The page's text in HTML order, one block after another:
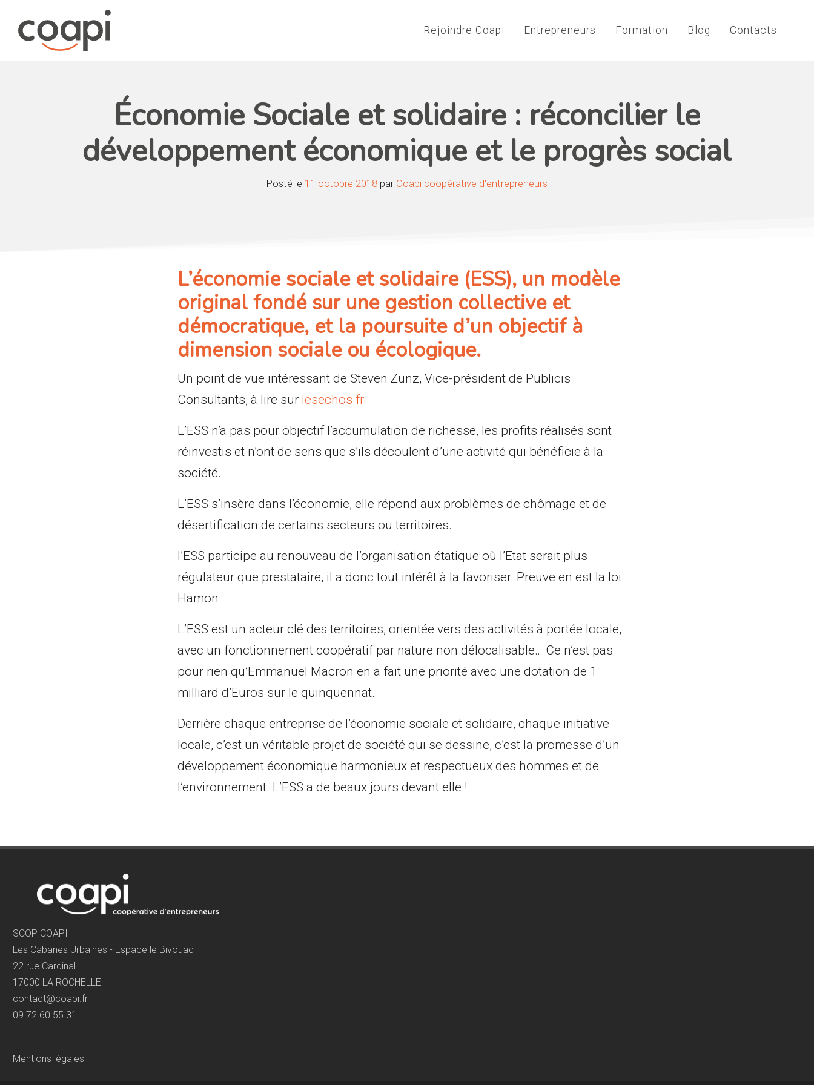
Rejoindre Coapi Entrepreneurs Formation Blog Contacts
Économie Sociale et solidaire : réconcilier le
développement économique et le progrès social
Posté le 11 octobre 2018 par Coapi coopérative d'entrepreneurs
L’économie sociale et solidaire (ESS), un modèle
original fondé sur une gestion collective et
démocratique, et la poursuite d’un objectif à
dimension sociale ou écologique.
Un point de vue intéressant de Steven Zunz, Vice-président de Publicis
Consultants, à lire sur lesechos.fr
L’ESS n’a pas pour objectif l’accumulation de richesse, les profits réalisés sont
réinvestis et n’ont de sens que s’ils découlent d’une activité qui bénéficie à la
société.
L’ESS s’insère dans l’économie, elle répond aux problèmes de chômage et de
désertification de certains secteurs ou territoires.
l’ESS participe au renouveau de l’organisation étatique où l’Etat serait plus
régulateur que prestataire, il a donc tout intérêt à la favoriser. Preuve en est la loi
Hamon
L’ESS est un acteur clé des territoires, orientée vers des activités à portée locale,
avec un fonctionnement coopératif par nature non délocalisable… Ce n’est pas
pour rien qu’Emmanuel Macron en a fait une priorité avec une dotation de 1
milliard d’Euros sur le quinquennat.
Derrière chaque entreprise de l’économie sociale et solidaire, chaque initiative
locale, c’est un véritable projet de société qui se dessine, c’est la promesse d’un
développement économique harmonieux et respectueux des hommes et de
l’environnement. L’ESS a de beaux jours devant elle !
SCOP COAPI
Les Cabanes Urbaines - Espace le Bivouac
22 rue Cardinal
17000 LA ROCHELLE
contact@coapi.fr
09 72 60 55 31
Mentions légales